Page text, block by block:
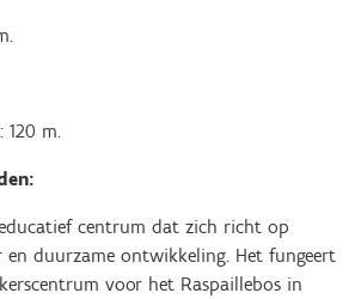
120 m.
educatief centrum dat zich richt op
en duurzame ontwikkeling. Het fungeert
voor het Raspaillebos in